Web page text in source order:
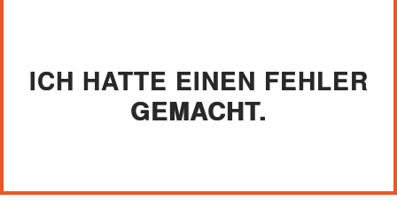
ICH HATTE EINEN FEHLER
GEMACHT.